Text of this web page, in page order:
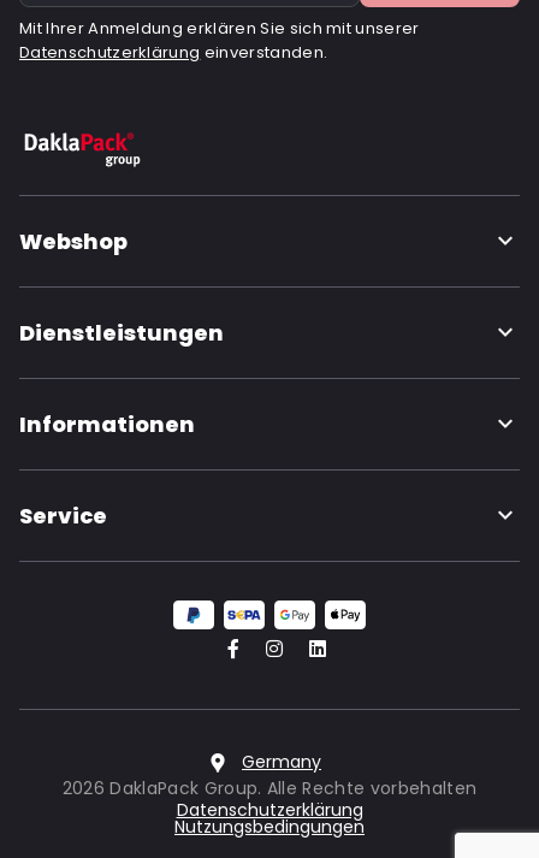
Mit Ihrer Anmeldung erklären Sie sich mit unserer
Datenschutzerklärung einverstanden.
Webshop
Dienstleistungen
Informationen
Service
Germany
2026 DaklaPack Group. Alle Rechte vorbehalten
Datenschutzerklärung
Nutzungsbedingungen